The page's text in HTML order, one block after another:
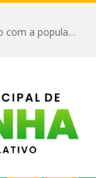
Um símbolo do mandato e do compromisso com a população